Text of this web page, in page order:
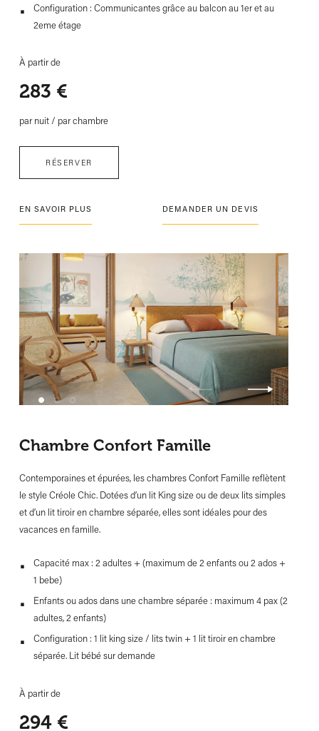
Configuration : Communicantes grâce au balconau 1er et au
2emeétage
À partir de
283 €
par nuit / par chambre
RÉSERVER
EN SAVOIR PLUS DEMANDER UN DEVIS
Chambre Confort Famille
Contemporaines et épurées, les chambres Confort Famille reflètent
le style Créole Chic. Dotées d’un lit King size ou de deux lits simples
et d’un lit tiroir en chambre séparée, elles sont idéales pour des
vacances en famille.
Capacité max : 2 adultes + (maximum de 2 enfants ou 2 ados +
1 bebe)
Enfants ou ados dans une chambre séparée : maximum 4 pax (2
adultes, 2 enfants)
Configuration : 1 lit king size / lits twin + 1 lit tiroir en chambre
séparée. Lit bébé sur demande
À partir de
294 €